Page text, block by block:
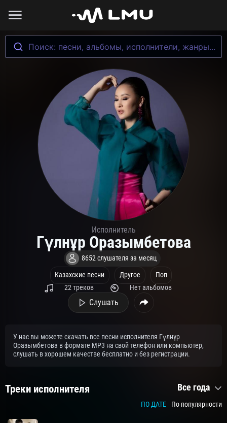
Поиск: песни, альбомы, исполнители, жанры...
Исполнитель
Гүлнұр Оразымбетова
8652 слушателя за месяц
Казахские песни
Другое
Поп
22 треков
Нет альбомов
Слушать
У нас вы можете скачать все песни исполнителя Гүлнұр
Оразымбетова в формате MP3 на свой телефон или компьютер,
слушать в хорошем качестве бесплатно и без регистрации.
Треки исполнителя Все года
ПО ДАТЕ По популярности